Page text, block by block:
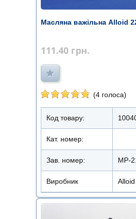
Масляна важільна Alloid
111.40 грн.
(4 голоса)
Код товару:
Кат. номер:
Зав. номер: МР-
Виробник Alloid